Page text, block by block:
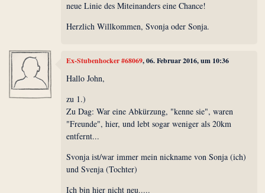
neue Linie des Miteinanders eine Chance!
Herzlich Willkommen, Svonja oder Sonja.
Ex-Stubenhocker #68069, 06. Februar 2016, um 10:36
Hallo John,
zu 1.)
Zu Dag: War eine Abkürzung, "kenne sie", waren
"Freunde", hier, und lebt sogar weniger als 20km
entfernt...
Svonja ist/war immer mein nickname von Sonja (ich)
und Svenja (Tochter)
Ich bin hier nicht neu.....